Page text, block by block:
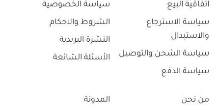
اتفاقية البيع
سياسة الاسترجاع
والاستبدال
سياسة الشحن والتوصيل
سياسة الدفع
سياسة الخصوصية
الشروط والاحكام
النشرة البريدية
الأسئلة الشائعة
من نحن المدونة